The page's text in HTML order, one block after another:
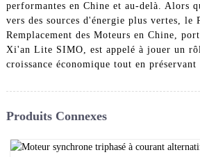
performantes en Chine et au-delà. Alors
vers des sources d'énergie plus vertes, le
Remplacement des Moteurs en Chine,
Xi'an Lite SIMO, est appelé à jouer un
croissance économique tout en
Produits Connexes